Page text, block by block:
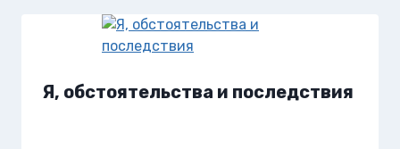
Я, обстоятельства и последствия